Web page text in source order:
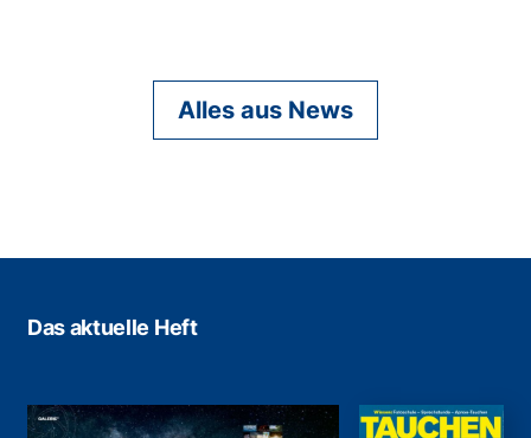
Alles aus News
Das aktuelle Heft